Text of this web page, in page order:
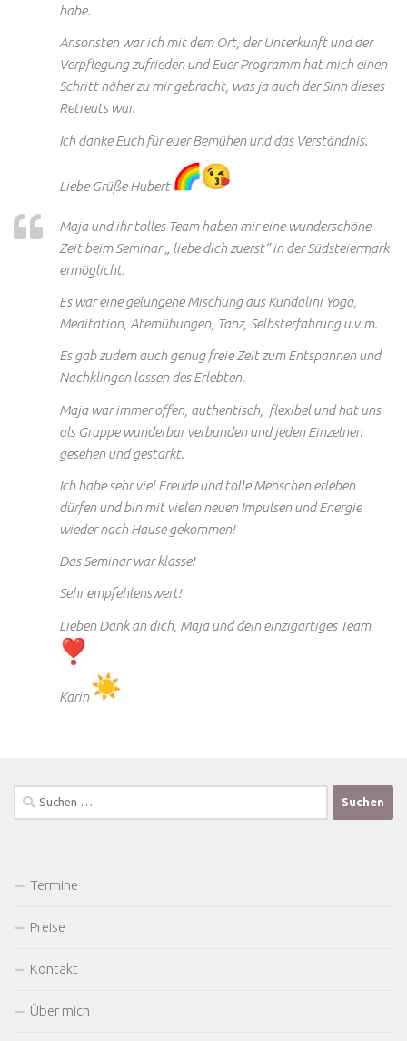
habe.
Ansonsten war ich mit dem Ort, der Unterkunft und der
Verpflegung zufrieden und Euer Programm hat mich einen
Schritt näher zu mir gebracht, was ja auch der Sinn dieses
Retreats war.
Ich danke Euch für euer Bemühen und das Verständnis.
Liebe Grüße Hubert
Maja und ihr tolles Team haben mir eine wunderschöne
Zeit beim Seminar „ liebe dich zuerst“ in der Südsteiermark
ermöglicht.
Es war eine gelungene Mischung aus Kundalini Yoga,
Meditation, Atemübungen, Tanz, Selbsterfahrung u.v.m.
Es gab zudem auch genug freie Zeit zum Entspannen und
Nachklingen lassen des Erlebten.
Maja war immer offen, authentisch, flexibel und hat uns
als Gruppe wunderbar verbunden und jeden Einzelnen
gesehen und gestärkt.
Ich habe sehr viel Freude und tolle Menschen erleben
dürfen und bin mit vielen neuen Impulsen und Energie
wieder nach Hause gekommen!
Das Seminar war klasse!
Sehr empfehlenswert!
Lieben Dank an dich, Maja und dein einzigartiges Team
Karin
Suchen
nach:
Termine
Preise
Kontakt
Über mich